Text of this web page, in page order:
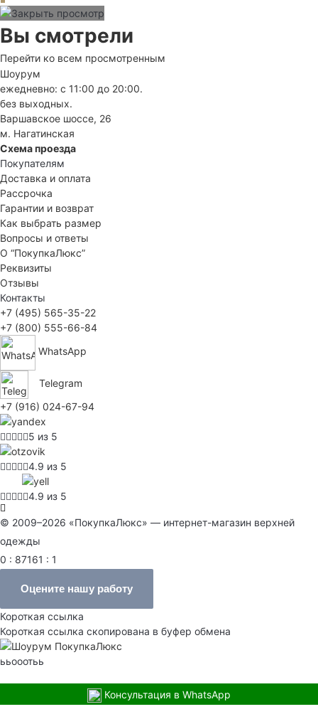
Вы смотрели
Перейти ко всем просмотренным
Шоурум
ежедневно: с 11:00 до 20:00.
без выходных.
Варшавское шоссе, 26
м. Нагатинская
Схема проезда
Покупателям
Доставка и оплата
Рассрочка
Гарантии и возврат
Как выбрать размер
Вопросы и ответы
О “ПокупкаЛюкс”
Реквизиты
Отзывы
Контакты
+7 (495) 565-35-22
+7 (800) 555-66-84
WhatsApp
Telegram
+7 (916) 024-67-94
5 из 5
4.9 из 5
4.9 из 5
© 2009–2026 «ПокупкаЛюкс» — интернет-магазин верхней
одежды
0 : 87161 : 1
Оцените нашу работу
Короткая ссылка
Короткая ссылка скопирована в буфер обмена
ььооотьь
Консультация в WhatsApp